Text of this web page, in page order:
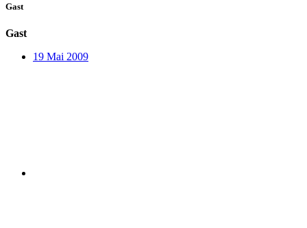
Gast
Gast
19 Mai 2009